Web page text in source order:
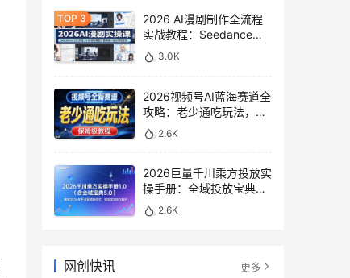
2026 AI漫剧制作全流程
实战教程：Seedance
2.0即梦视频生成与小说
授权教学
3.0K
2026视频号AI蓝海赛道全
攻略：老少通吃玩法，零
基础保姆级副业增收教程
2.6K
2026巨量千川乘方投放实
操手册：全域投放宝典
5.0深度解析ROI提升方案
2.6K
网创快讯 更多